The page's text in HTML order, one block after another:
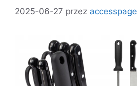
2025-06-27 przez accesspage